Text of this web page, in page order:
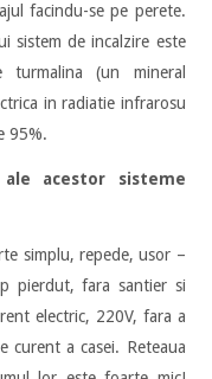
facindu-se pe perete.
sistem de incalzire este
turmalina (un mineral
in radiatie infrarosu
95%.
acestor sisteme
simplu, repede, usor –
pierdut, fara santier si
electric, 220V, fara a
curent a casei. Reteaua